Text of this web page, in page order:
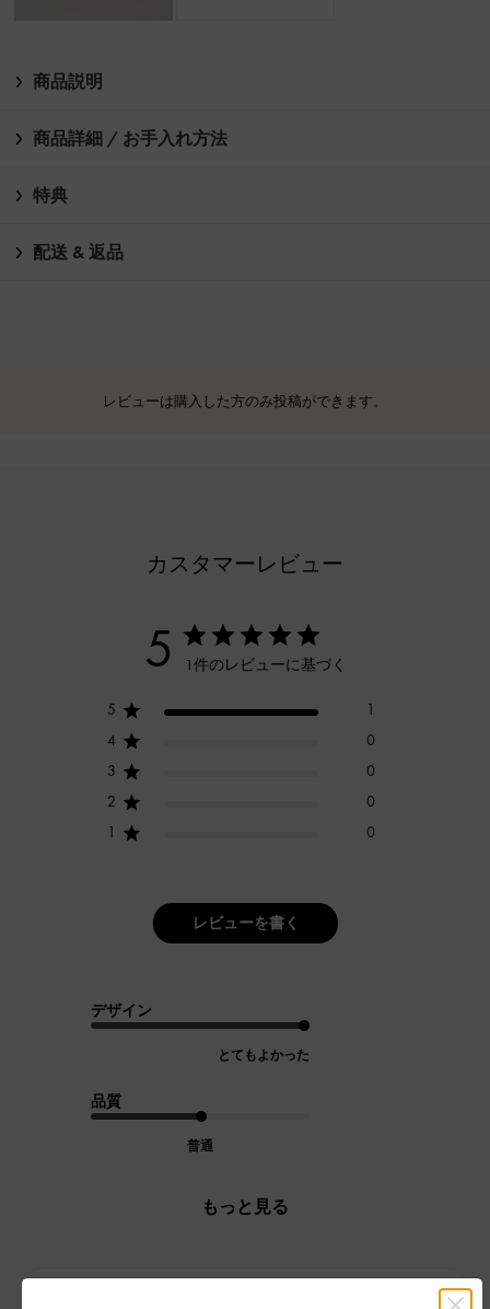
商品説明
商品詳細 / お手入れ方法
特典
配送 & 返品
レビューは購入した方のみ投稿ができます。
カスタマーレビュー
5 1件のレビューに基づく
5
1
4
0
3
0
2
0
1
0
レビューを書く
デザイン
とてもよかった
品質
普通
もっと見る